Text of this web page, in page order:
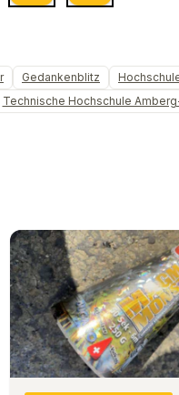
Gedankenblitz
Technische Hochschule